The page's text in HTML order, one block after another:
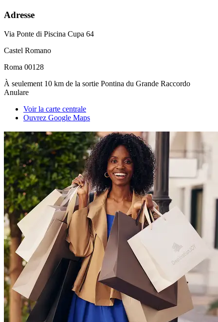
Adresse
Via Ponte di Piscina Cupa 64
Castel Romano
Roma 00128
À seulement 10 km de la sortie Pontina du Grande Raccordo
Anulare
Voir la carte centrale
Ouvrez Google Maps